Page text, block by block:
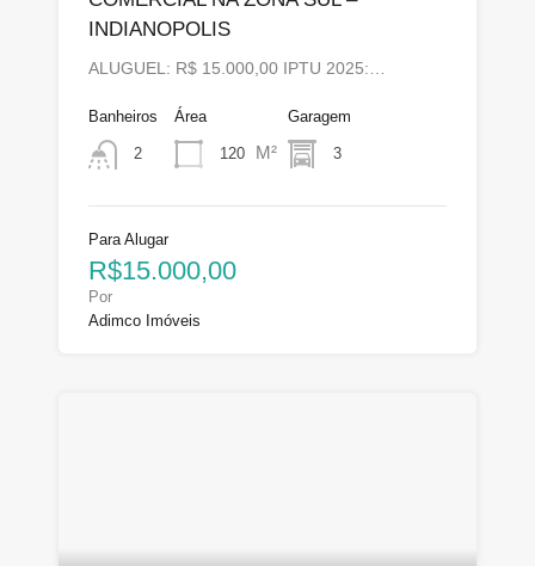
INDIANOPOLIS
ALUGUEL: R$ 15.000,00 IPTU 2025:…
Banheiros
2
Área
120 M²
Garagem
3
Para Alugar
R$15.000,00
Por
Adimco Imóveis